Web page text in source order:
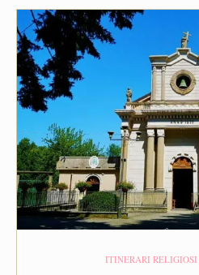
ITINERARI